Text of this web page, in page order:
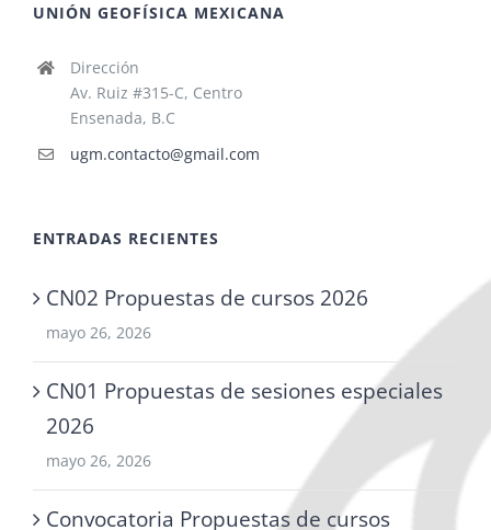
UNIÓN GEOFÍSICA MEXICANA
Dirección
Av. Ruiz #315-C, Centro
Ensenada, B.C
ugm.contacto@gmail.com
ENTRADAS RECIENTES
CN02 Propuestas de cursos 2026
mayo 26, 2026
CN01 Propuestas de sesiones especiales
2026
mayo 26, 2026
Convocatoria Propuestas de cursos